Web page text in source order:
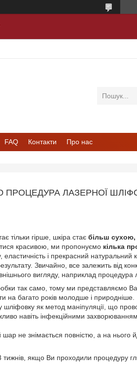
FAQ Контакти Про нас
ЛАЗЕРНОЇ
тільки гірше, шкіра стає більш
красивою, ми пропонуємо кілька
і прекрасний натуральний
Звичайно, все залежить від
вигляду, наприклад процедура
так само, тому ми представляємо
на багато років молодше і природніше.
як метод маніпуляції, що
навіть інфекційними
шар не знімається повністю, а на
тижнів, якщо Ви проходили процедуру